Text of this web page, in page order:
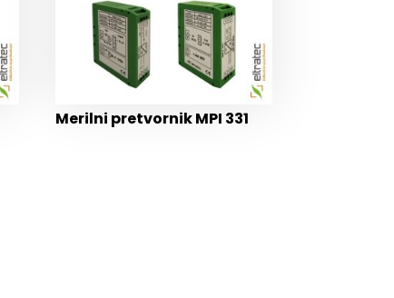
Merilni pretvornik MPI 331